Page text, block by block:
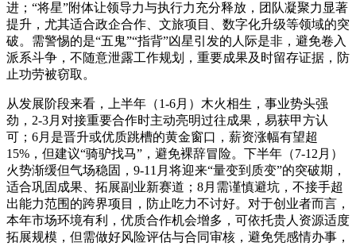
进；“将星”附体让领导力与执行力充分释放，团队凝聚力显著
提升，尤其适合政企合作、文旅项目、数字化升级等领域的突
破。需警惕的是“五鬼”“指背”凶星引发的人际是非，避免卷入
派系斗争，不随意泄露工作规划，重要成果及时留存证据，防
止功劳被窃取。
从发展阶段来看，上半年（1-6月）木火相生，事业势头强
劲，2-3月对接重要合作时主动亮明过往成果，易获甲方认
可；6月是晋升或优质跳槽的黄金窗口，薪资涨幅有望超
15%，但建议“骑驴找马”，避免裸辞冒险。下半年（7-12月）
火势渐缓但气场稳固，9-11月将迎来“量变到质变”的突破期，
适合巩固成果、拓展副业新赛道；8月需谨慎避坑，不接手超
出能力范围的跨界项目，防止吃力不讨好。对于创业者而言，
本年市场环境有利，优质合作机会增多，可依托贵人资源适度
拓展规模，但需做好风险评估与合同审核，避免凭感情办事，